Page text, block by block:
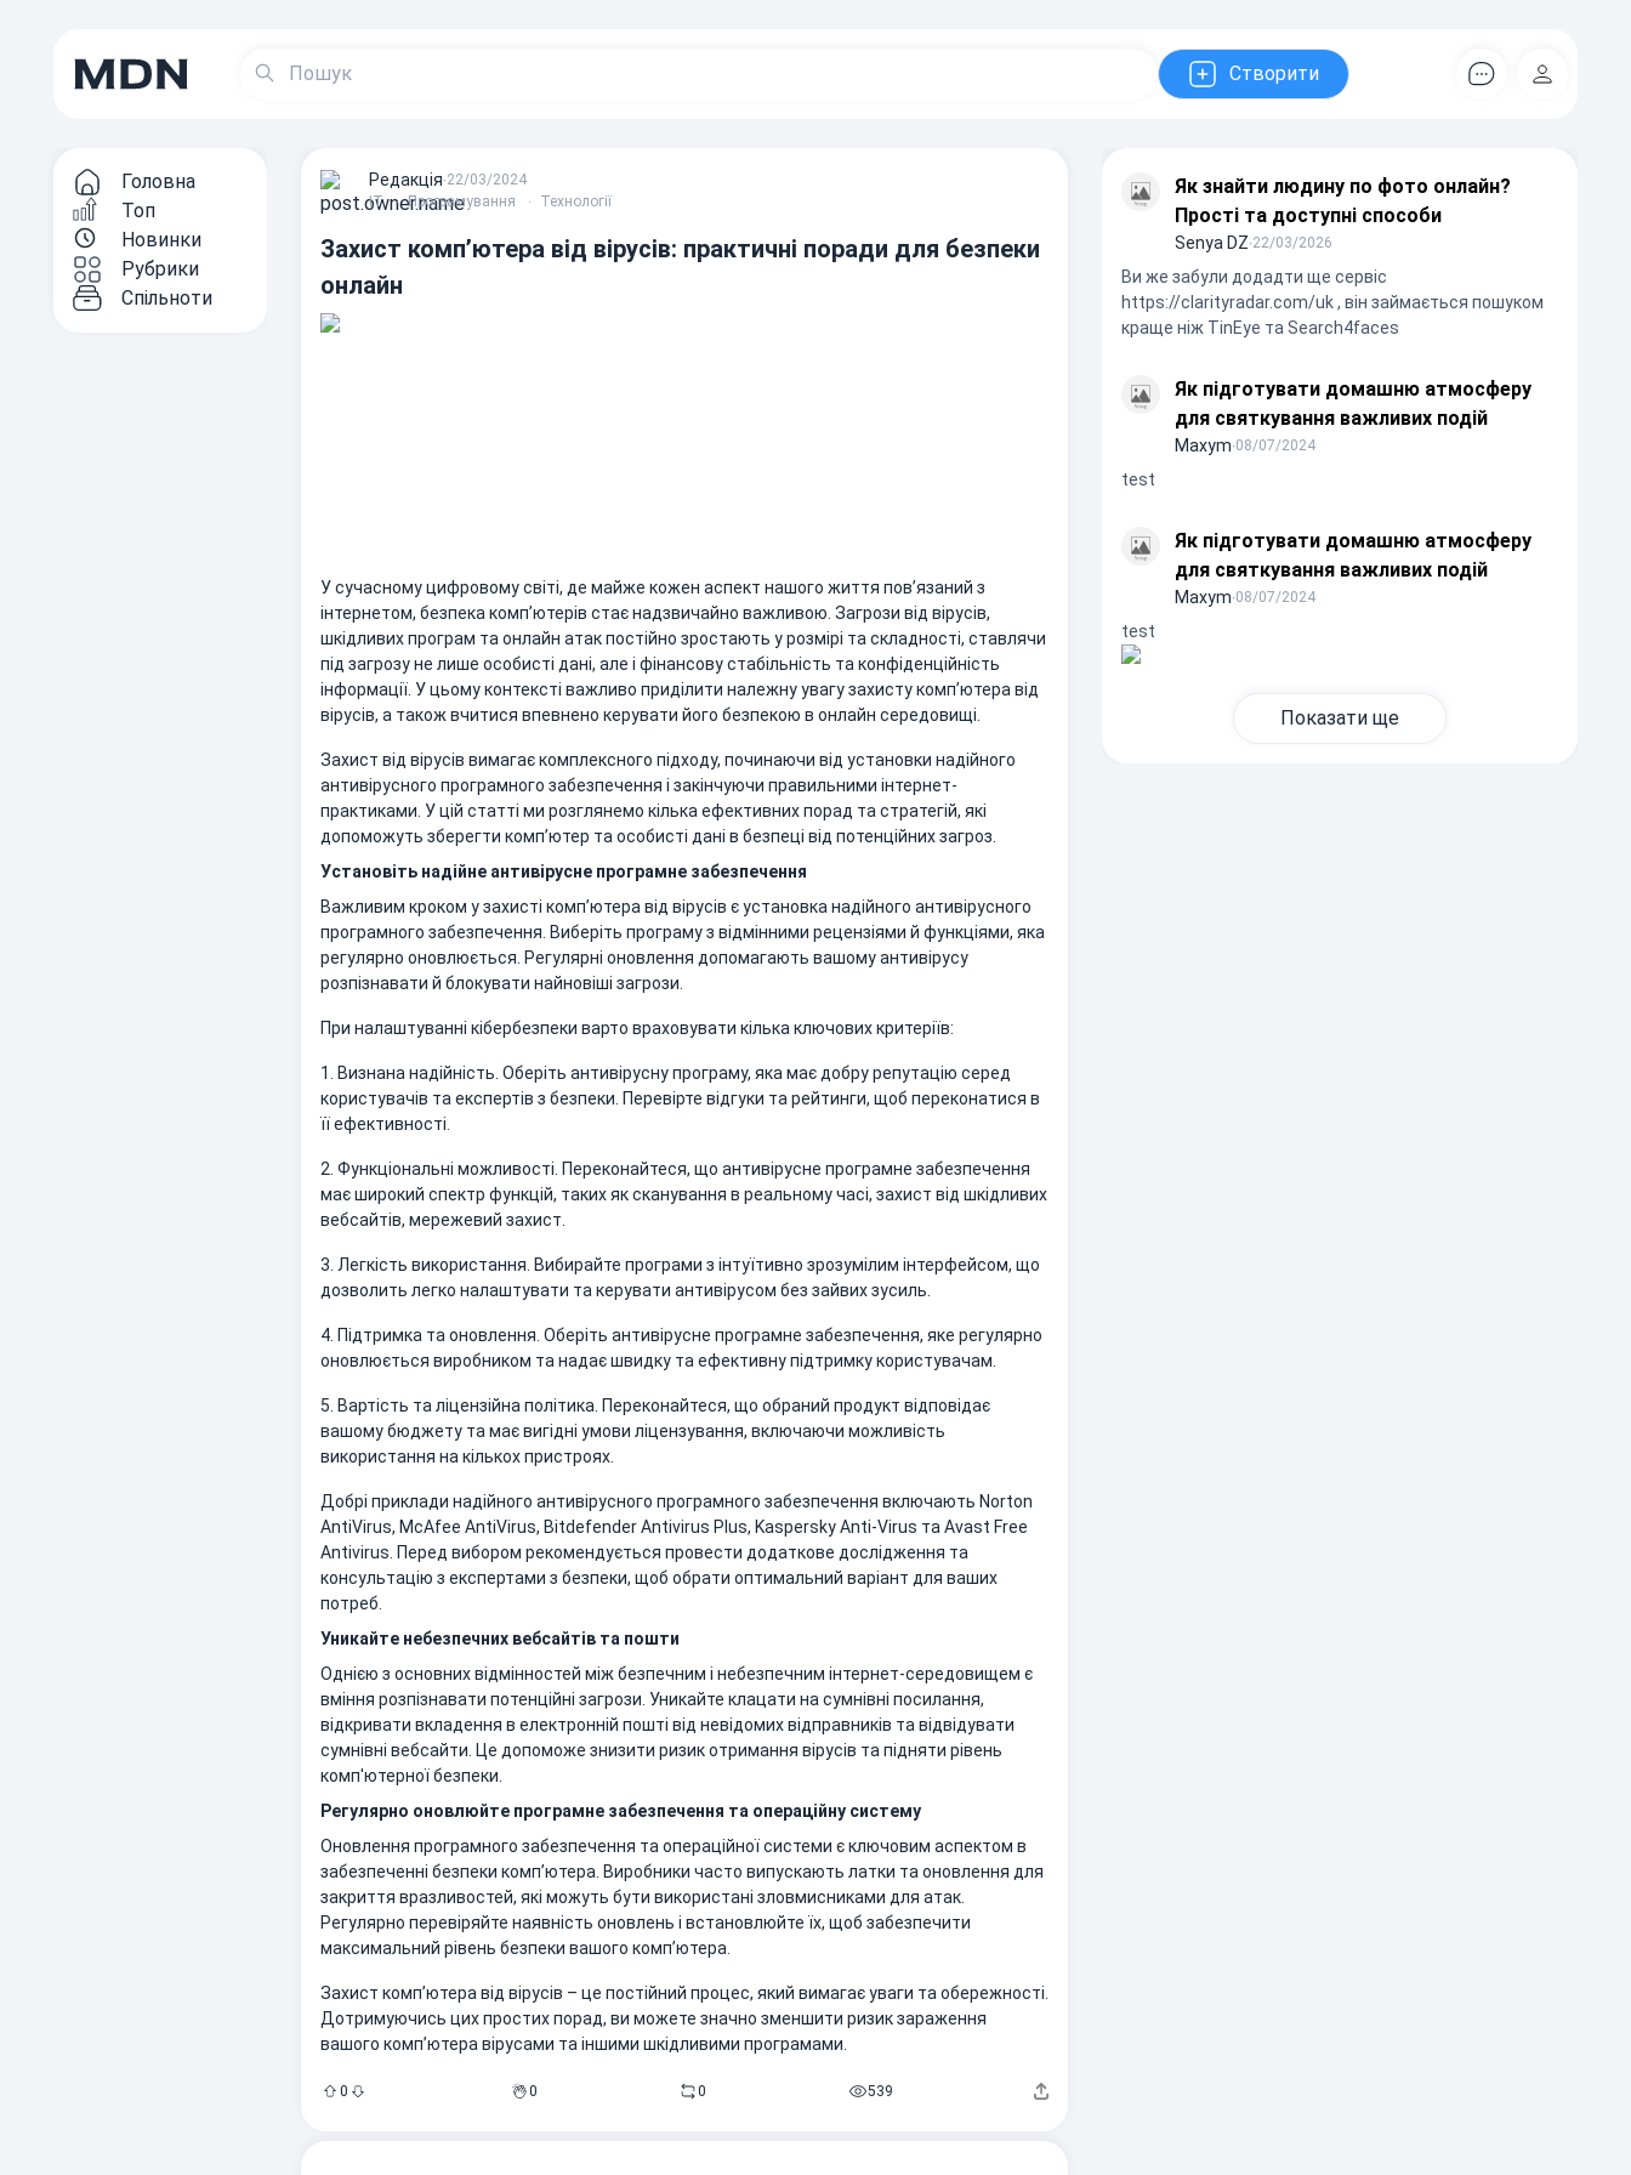
Створити
Коментарів
Головна
Топ
Новинки
Рубрики
Спільноти
Редакцiя∙22/03/2024
ІТ
Програмування Технології
Захист комп’ютера від вірусів: практичні поради для безпеки
онлайн
У сучасному цифровому світі, де майже кожен аспект нашого життя пов’язаний з
інтернетом, безпека комп’ютерів стає надзвичайно важливою. Загрози від вірусів,
шкідливих програм та онлайн атак постійно зростають у розмірі та складності, ставлячи
під загрозу не лише особисті дані, але і фінансову стабільність та конфіденційність
інформації. У цьому контексті важливо приділити належну увагу захисту комп’ютера від
вірусів, а також вчитися впевнено керувати його безпекою в онлайн середовищі.
Захист від вірусів вимагає комплексного підходу, починаючи від установки надійного
антивірусного програмного забезпечення і закінчуючи правильними інтернет-
практиками. У цій статті ми розглянемо кілька ефективних порад та стратегій, які
допоможуть зберегти комп’ютер та особисті дані в безпеці від потенційних загроз.
Установіть надійне антивірусне програмне забезпечення
Важливим кроком у захисті комп’ютера від вірусів є установка надійного антивірусного
програмного забезпечення. Виберіть програму з відмінними рецензіями й функціями, яка
регулярно оновлюється. Регулярні оновлення допомагають вашому антивірусу
розпізнавати й блокувати найновіші загрози.
При налаштуванні кібербезпеки варто враховувати кілька ключових критеріїв:
1. Визнана надійність. Оберіть антивірусну програму, яка має добру репутацію серед
користувачів та експертів з безпеки. Перевірте відгуки та рейтинги, щоб переконатися в
її ефективності.
2. Функціональні можливості. Переконайтеся, що антивірусне програмне забезпечення
має широкий спектр функцій, таких як сканування в реальному часі, захист від шкідливих
вебсайтів, мережевий захист.
3. Легкість використання. Вибирайте програми з інтуїтивно зрозумілим інтерфейсом, що
дозволить легко налаштувати та керувати антивірусом без зайвих зусиль.
4. Підтримка та оновлення. Оберіть антивірусне програмне забезпечення, яке регулярно
оновлюється виробником та надає швидку та ефективну підтримку користувачам.
5. Вартість та ліцензійна політика. Переконайтеся, що обраний продукт відповідає
вашому бюджету та має вигідні умови ліцензування, включаючи можливість
використання на кількох пристроях.
Добрі приклади надійного антивірусного програмного забезпечення включають Norton
AntiVirus, McAfee AntiVirus, Bitdefender Antivirus Plus, Kaspersky Anti-Virus та Avast Free
Antivirus. Перед вибором рекомендується провести додаткове дослідження та
консультацію з експертами з безпеки, щоб обрати оптимальний варіант для ваших
потреб.
Уникайте небезпечних вебсайтів та пошти
Однією з основних відмінностей між безпечним і небезпечним інтернет-середовищем є
вміння розпізнавати потенційні загрози. Уникайте клацати на сумнівні посилання,
відкривати вкладення в електронній пошті від невідомих відправників та відвідувати
сумнівні вебсайти. Це допоможе знизити ризик отримання вірусів та підняти рівень
комп'ютерної безпеки.
Регулярно оновлюйте програмне забезпечення та операційну систему
Оновлення програмного забезпечення та операційної системи є ключовим аспектом в
забезпеченні безпеки комп’ютера. Виробники часто випускають латки та оновлення для
закриття вразливостей, які можуть бути використані зловмисниками для атак.
Регулярно перевіряйте наявність оновлень і встановлюйте їх, щоб забезпечити
максимальний рівень безпеки вашого комп’ютера.
Захист комп’ютера від вірусів – це постійний процес, який вимагає уваги та обережності.
Дотримуючись цих простих порад, ви можете значно зменшити ризик зараження
вашого комп’ютера вірусами та іншими шкідливими програмами.
0 0 0 539
Як знайти людину по фото онлайн?
Прості та доступні способи
Senya DZ∙22/03/2026
Ви же забули додадти ще сервіс
https://clarityradar.com/uk , він займається пошуком
краще ніж TinEye та Search4faces
Як підготувати домашню атмосферу
для святкування важливих подій
Maxym∙08/07/2024
test
Як підготувати домашню атмосферу
для святкування важливих подій
Maxym∙08/07/2024
test
Показати ще